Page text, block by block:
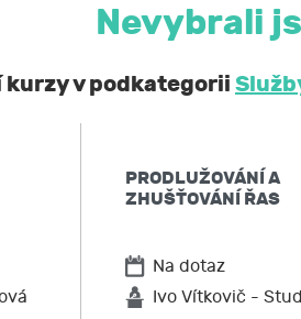
a citlivé údaje
a nadřízených orgánů.
JCMM informaci, jaké moje
omezení zpracování,
JCMM výmaz těchto osobních
Nevybrali
v podkategorii
PRODLUŽOVÁNÍ A
ZHUŠŤOVÁNÍ ŘAS
Na dotaz
Ivo Vítkovič -